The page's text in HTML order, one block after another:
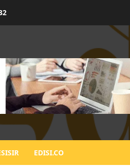
EDISI.CO